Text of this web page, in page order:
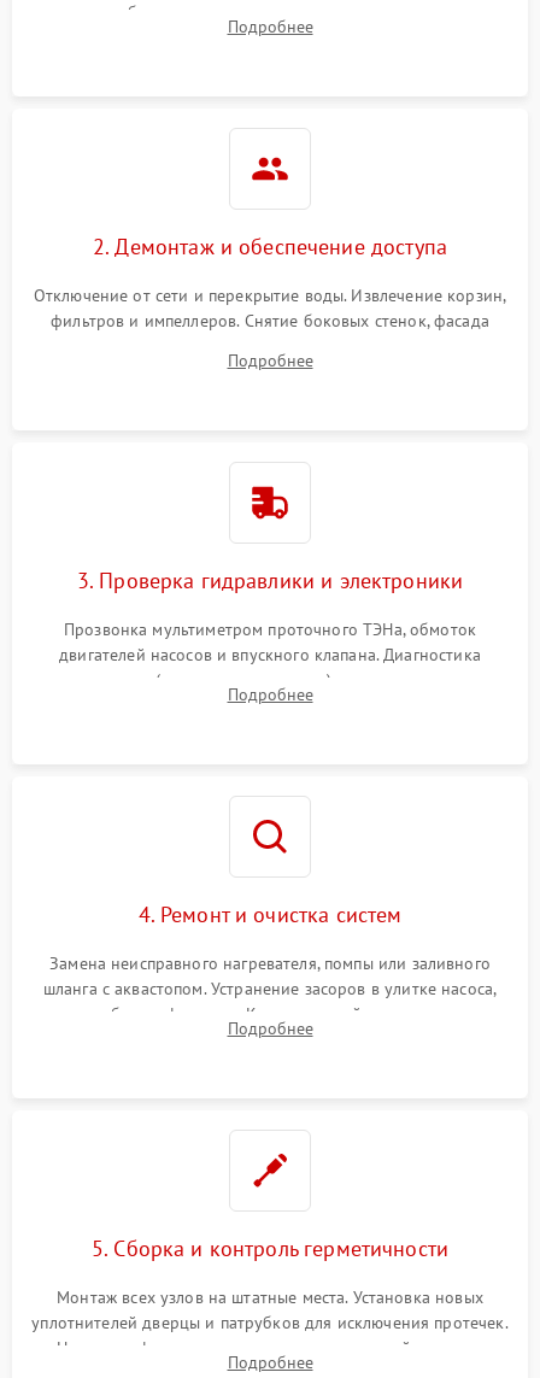
жалоб на отсутствие слива, нагрева, вращения
разбрызгивателей или срабатывание системы защиты
Подробнее
2. Демонтаж и обеспечение доступа
Отключение от сети и перекрытие воды. Извлечение корзин,
фильтров и импеллеров. Снятие боковых стенок, фасада
циркуляционному насосу, ТЭНу и сливной помпе.
Подробнее
3. Проверка гидравлики и электроники
Прозвонка мультиметром проточного ТЭНа, обмоток
двигателей насосов и впускного клапана. Диагностика
прессостата (датчика уровня воды), датчика мутности,
концевика дверцы и электронного модуля управления.
Подробнее
4. Ремонт и очистка систем
Замена неисправного нагревателя, помпы или заливного
шланга с аквастопом. Устранение засоров в улитке насоса,
патрубках и фильтрах. Компонентный ремонт платы
управления, восстановление поврежденной проводки.
Подробнее
5. Сборка и контроль герметичности
Монтаж всех узлов на штатные места. Установка новых
уплотнителей дверцы и патрубков для исключения протечек.
Надежная фиксация хомутов гидравлической системы,
сборка корпуса и установка датчика поплавка.
Подробнее